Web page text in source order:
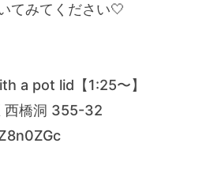
てみてください🤍
a pot lid【1:25〜】
西橋洞 355-32